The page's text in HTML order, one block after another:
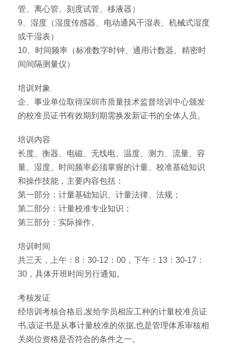
管、离心管、刻度试管、移液器）
9、湿度（湿度传感器、电动通风干湿表、机械式湿度
或干湿表）
10、时间频率（标准数字时钟、通用计数器、精密时
间间隔测量仪）
培训对象
企、事业单位取得深圳市质量技术监督培训中心颁发
的校准员证书有效期到期需换发新证书的全体人员。
培训内容
长度、衡器、电磁、无线电、温度、测力、流量、容
量、湿度、时间频率必须掌握的计量、校准基础知识
和操作技能，主要内容包括：
第一部分：计量基础知识、计量法律、法规；
第二部分：计量校准专业知识；
第三部分：实际操作。
培训时间
共三天，上午：8：30-12：00，下午：13：30-17：
30，具体开班时间另行通知。
考核发证
经培训考核合格后,发给学员相应工种的计量校准员证
书,该证书是从事计量校准的依据,也是管理体系审核相
关岗位资格是否符合的条件之一。